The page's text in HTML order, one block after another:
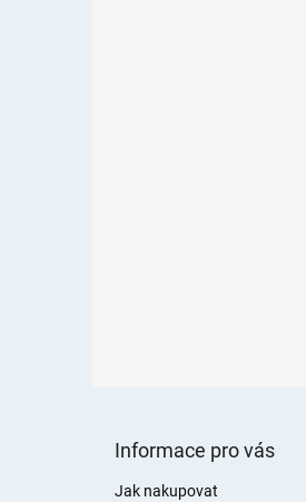
Informace pro vás
Jak nakupovat